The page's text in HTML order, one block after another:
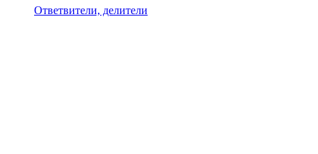
Ответвители, делители